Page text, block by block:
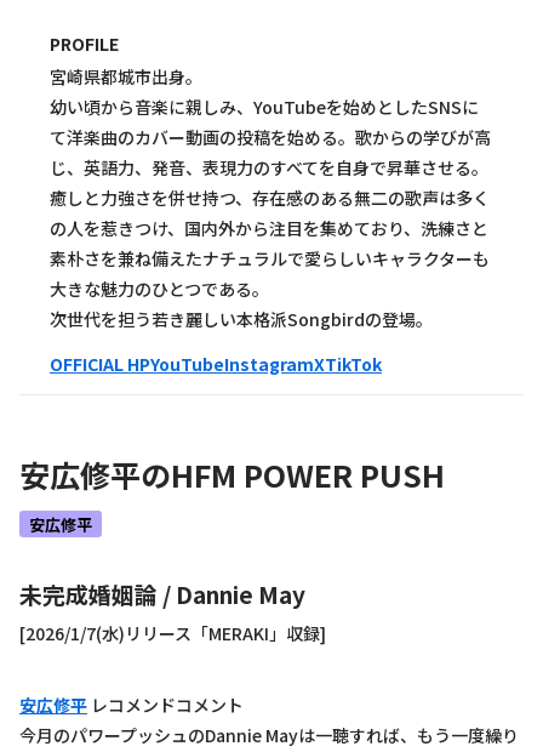
PROFILE
宮崎県都城市出身。
幼い頃から音楽に親しみ、YouTubeを始めとしたSNSに
て洋楽曲のカバー動画の投稿を始める。歌からの学びが高
じ、英語力、発音、表現力のすべてを自身で昇華させる。
癒しと力強さを併せ持つ、存在感のある無二の歌声は多く
の人を惹きつけ、国内外から注目を集めており、洗練さと
素朴さを兼ね備えたナチュラルで愛らしいキャラクターも
大きな魅力のひとつである。
次世代を担う若き麗しい本格派Songbirdの登場。
OFFICIAL HPYouTubeInstagramXTikTok
安広修平のHFM POWER PUSH
安広修平
未完成婚姻論 / Dannie May
[2026/1/7(水)リリース「MERAKI」収録]
安広修平 レコメンドコメント
今月のパワープッシュのDannie Mayは一聴すれば、もう一度繰り